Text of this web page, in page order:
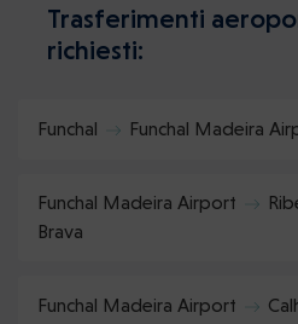
Trasferimenti
richiesti:
Funchal Funchal Madeira
Funchal Madeira Airport
Brava
Funchal Madeira Airport